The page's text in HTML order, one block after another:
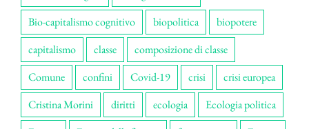
Bio-capitalismo cognitivo
biopolitica
biopotere
capitalismo
classe
composizione di classe
Comune
confini Covid-19 crisi
crisi europea
Cristina Morini
diritti ecologia
Ecologia politica